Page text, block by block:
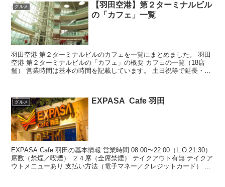
グルメ
【羽田空港】第２ターミナルビル
の「カフェ」一覧
羽田空港 第２ターミナルビルのカフェを一覧にまとめました。 羽田
空港 第２ターミナルビルの「カフェ」の概要 カフェの一覧（18店
舗） 営業時間は基本の時間を記載しています。 土日祝等で延長・縮
グルメ EXPASA Cafe 羽田
EXPASA Cafe 羽田の基本情報 営業時間 08:00〜22:00（L.O.21:30）
席数（禁煙／喫煙） ２４席（全席禁煙） テイクアウト有無 テイクア
ウトメニューあり 支払い方法（電子マネー／クレジットカード） ●